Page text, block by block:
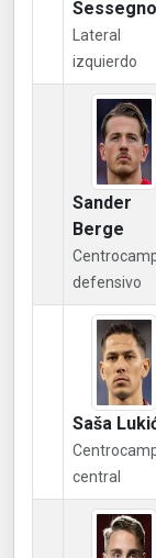
Lateral
izquierdo
Sander
Berge
defensivo
Saša
central